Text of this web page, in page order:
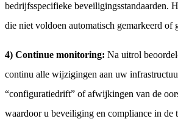
bedrijfsspecifieke beveiligingsstandaarden.
die niet voldoen automatisch gemarkeerd of
4) Continue monitoring: Na uitrol
continu alle wijzigingen aan uw
“configuratiedrift” of afwijkingen van de
waardoor u beveiliging en compliance in de